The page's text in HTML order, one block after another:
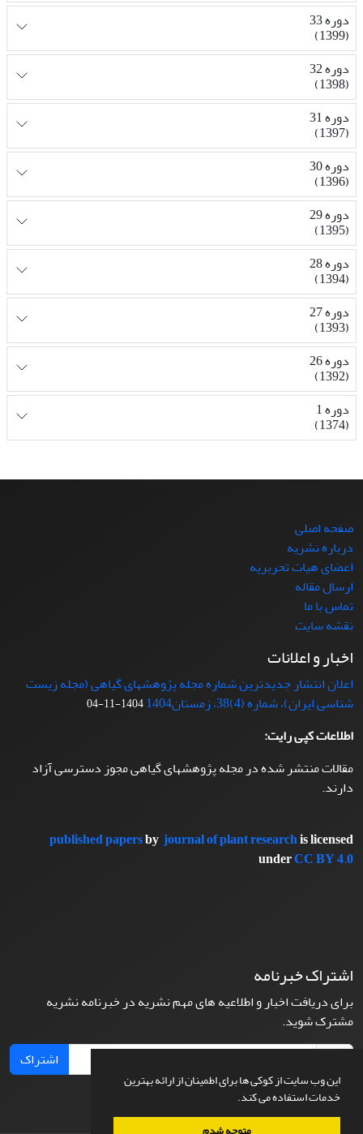
این وب سایت از کوکی ها برای اطمینان از ارائه بهترین
خدمات استفاده می کند.
دوره 33
(1399)
دوره 32
(1398)
دوره 31
(1397)
دوره 30
(1396)
دوره 29
(1395)
دوره 28
(1394)
دوره 27
(1393)
دوره 26
(1392)
دوره 1
(1374)
صفحه اصلی
درباره نشریه
اعضای هیات تحریریه
ارسال مقاله
تماس با ما
نقشه سایت
اخبار و اعلانات
اعلان انتشار جدیدترین شماره مجله پژوهشهای گیاهی (مجله زیست
شناسی ایران)، شماره (4)38، زمستان1404
1404-11-04
اطلاعات کپی رایت:
مقالات منتشر شده در مجله پژوهشهای گیاهی مجوز دسترسی آزاد
دارند.
published papersbyjournal of plant researchis licensed
underCC BY 4.0
اشتراک خبرنامه
برای دریافت اخبار و اطلاعیه های مهم نشریه در خبرنامه نشریه
مشترک شوید.
اشتراک